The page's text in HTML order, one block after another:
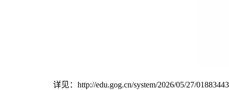
详见：http://edu.gog.cn/system/2026/05/27/